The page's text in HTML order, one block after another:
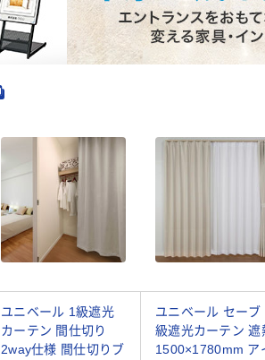
ユニベール 1級遮光
カーテン 間仕切り
2way仕様 間仕切りブ
ユニベール セーブ
級遮光カーテン 遮
1500×1780mm ア